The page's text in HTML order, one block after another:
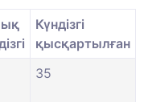
Күндізгі
қысқартылған
35